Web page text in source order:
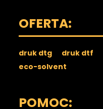
OFERTA:
druk dtg druk dtf
eco-solvent
POMOC: